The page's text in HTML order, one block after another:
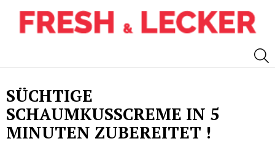
SÜCHTIGE
SCHAUMKUSSCREME IN 5
MINUTEN ZUBEREITET !